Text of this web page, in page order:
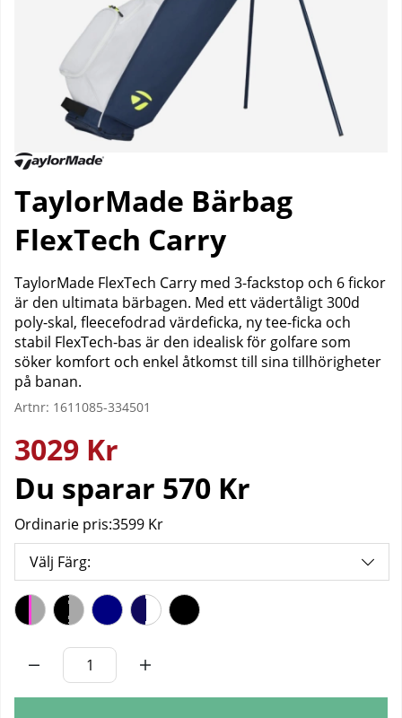
TaylorMade Bärbag
FlexTech Carry
TaylorMade FlexTech Carry med 3-fackstop och 6 fickor
är den ultimata bärbagen. Med ett vädertåligt 300d
poly-skal, fleecefodrad värdeficka, ny tee-ficka och
stabil FlexTech-bas är den idealisk för golfare som
söker komfort och enkel åtkomst till sina tillhörigheter
på banan.
Artnr: 1611085-334501
3029 Kr
Du sparar 570 Kr
Ordinarie pris:3599 Kr
Välj Färg: